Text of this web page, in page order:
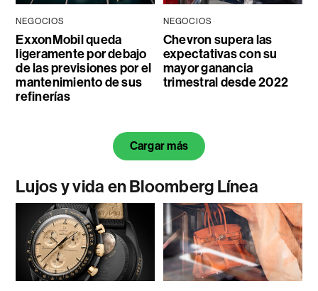
NEGOCIOS
ExxonMobil queda
ligeramente por debajo
de las previsiones por el
mantenimiento de sus
refinerías
NEGOCIOS
Chevron supera las
expectativas con su
mayor ganancia
trimestral desde 2022
Cargar más
Lujos y vida en Bloomberg Línea